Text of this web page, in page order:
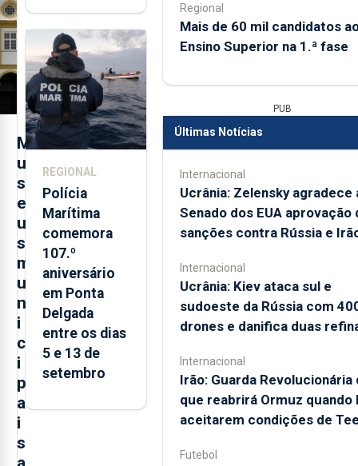
M
u
s
e
u
s
m
u
n
i
c
i
p
a
i
s
contraditória"
sobre
evolução
turística
REGIONAL
Polícia
Marítima
comemora
107.º
aniversário
em Ponta
Delgada
entre os dias
5 e 13 de
setembro
Regional
Mais de 60 mil candidatos
Ensino Superior na 1.ª fase
PUB
Últimas Notícias
Internacional
Ucrânia: Zelensky agradece
Senado dos EUA aprovação
sanções contra Rússia e
Internacional
Ucrânia: Kiev ataca sul e
sudoeste da Rússia com
drones e danifica duas
Internacional
Irão: Guarda Revolucionária
que reabrirá Ormuz quando
aceitarem condições de
Futebol